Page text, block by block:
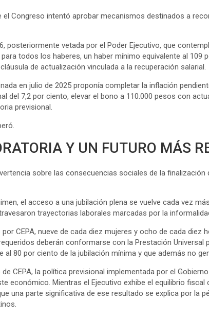
el Congreso intentó aprobar mecanismos destinados a
posteriormente vetada por el Poder Ejecutivo, que
todos los haberes, un haber mínimo equivalente al 109
de actualización vinculada a la recuperación salarial.
en julio de 2025 proponía completar la inflación
del 7,2 por ciento, elevar el bono a 110.000 pesos con
previsional.
Y UN FUTURO MÁS
sobre las consecuencias sociales de la finalización
el acceso a una jubilación plena se vuelve cada vez
trayectorias laborales marcadas por la
CEPA, nueve de cada diez mujeres y ocho de cada diez
deberán conformarse con la Prestación Universal
al 80 por ciento de la jubilación mínima y que además no
CEPA, la política previsional implementada por el
económico. Mientras el Ejecutivo exhibe el equilibrio fiscal
una parte significativa de ese resultado se explica por la